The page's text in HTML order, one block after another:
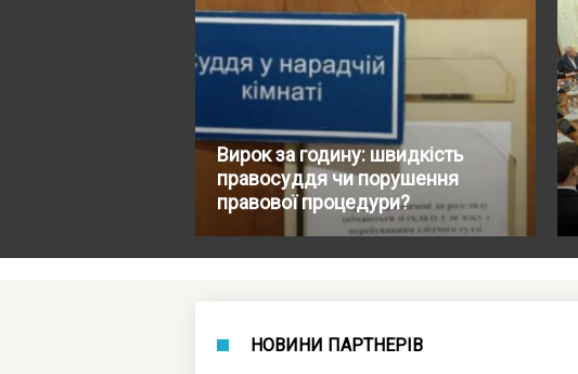
Вирок за годину: швидкість
правосуддя чи порушення
правової процедури?
НОВИНИ ПАРТНЕРІВ